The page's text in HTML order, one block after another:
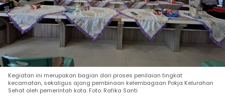
Kegiatan ini merupakan bagian dari proses penilaian tingkat
kecamatan, sekaligus ajang pembinaan kelembagaan Pokja Kelurahan
Sehat oleh pemerintah kota. Foto: Rafika Santi